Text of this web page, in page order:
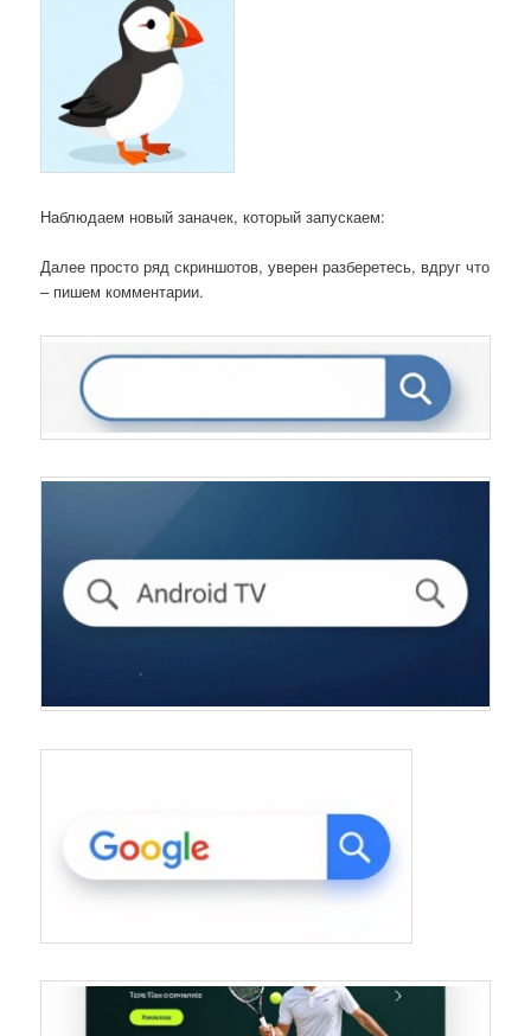
Наблюдаем новый заначек, который запускаем:
Далее просто ряд скриншотов, уверен разберетесь, вдруг что
– пишем комментарии.